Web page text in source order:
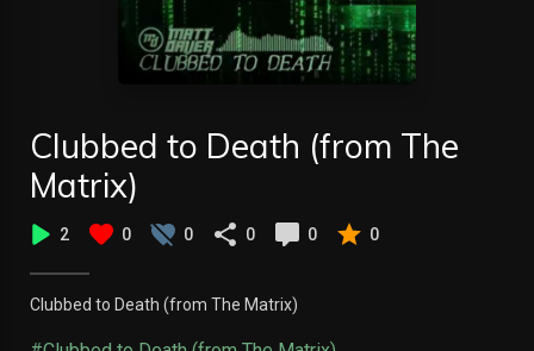
Clubbed to Death (from The
Matrix)
2 0 0 0 0 0
Clubbed to Death (from The Matrix)